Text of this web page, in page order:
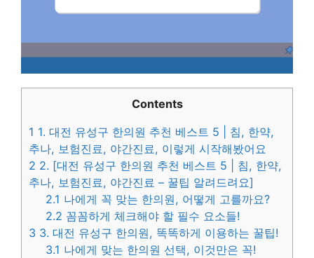
Contents
1 1. 대전 유성구 한의원 추천 베스트 5 | 침, 한약,
추나, 보험진료, 야간진료, 이렇게 시작해봤어요
2 2. [대전 유성구 한의원 추천 베스트 5 | 침, 한약,
추나, 보험진료, 야간진료 – 꿀팁 알려드려요]
2.1 나에게 꼭 맞는 한의원, 어떻게 고를까요?
2.2 꼼꼼하게 체크해야 할 필수 요소들!
3 3. 대전 유성구 한의원, 똑똑하게 이용하는 꿀팁!
3.1 나에게 맞는 한의원 선택, 이것만은 꼭!